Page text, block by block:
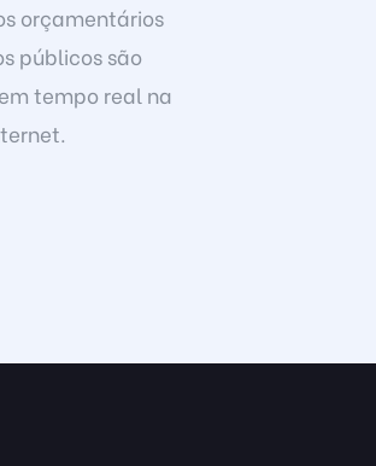
orçamentários
públicos são
tempo real na